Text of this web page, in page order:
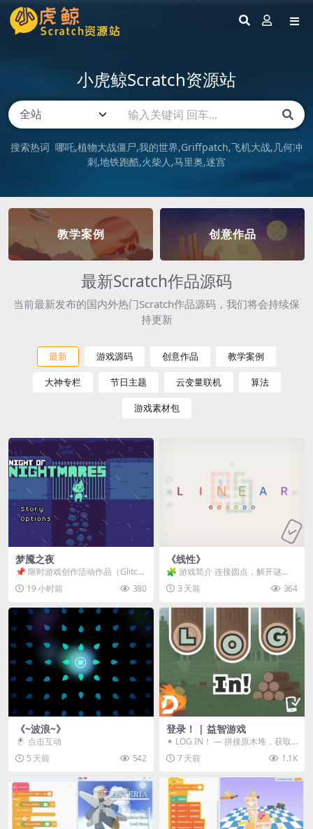
小虎鲸Scratch资源站
搜索热词 哪吒 植物大战僵尸 我的世界 Griffpatch 飞机大战 几何冲
刺 地铁跑酷 火柴人 马里奥 迷宫
教学案例 创意作品
最新Scratch作品源码
当前最新发布的国内外热门Scratch作品源码，我们将会持续保
持更新
最新 游戏源码 创意作品 教学案例
大神专栏 节日主题 云变量联机 算法
游戏素材包
梦魇之夜
📌 限时游戏创作活动作品（Glitch
Game Jam） 📖 故事背景 怪物四...
19 小时前 380
《线性》
🧩 游戏简介 连接圆点，解开谜
题。 ⚠️ 重要提示 所有关卡均可通
关，请确保使用...
3 天前 364
《~波浪~》
🖱️ 点击互动
5 天前
542
登录！ | 益智游戏
✦ LOG IN！ — 拼接原木堆，获取
分数！ ᑕ☲◎ ᑕ☲◎ ᑕ☲◎ ᑕ☲◎ ...
7 天前 1.1K